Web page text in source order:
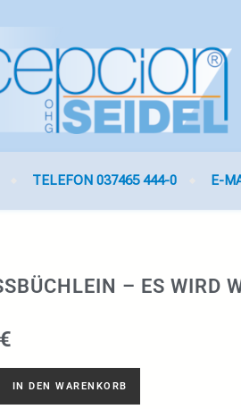
TELEFON 037465 444-0 E-
– ES WIRD
€
IN DEN WARENKORB